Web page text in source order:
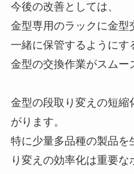
今後の改善としては、
金型専用のラックに金型
一緒に保管するようにす
金型の交換作業がスムー
金型の段取り変えの短縮
がります。
特に少量多品種の製品を
り変えの効率化は重要な